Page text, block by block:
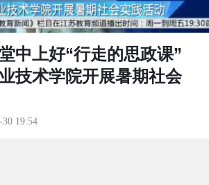
中上好“行走的思政课”
技术学院开展暑期社会
30 19:54